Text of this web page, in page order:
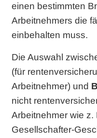
einen bestimmten
Arbeitnehmers die
einbehalten muss.
Die Auswahl
(für
Arbeitnehmer) und
nicht
Arbeitnehmer wie z.
Gesellschafter-